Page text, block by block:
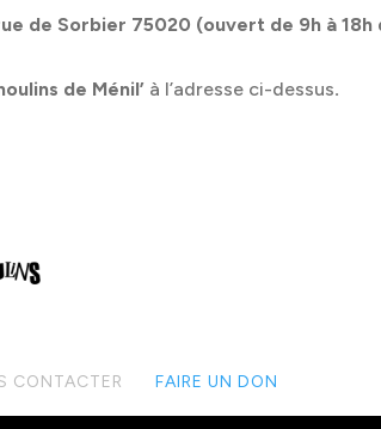
de Sorbier 75020 (ouvert de 9h à 18h
de Ménil’ à l’adresse ci-dessus.
CONTACTER FAIRE UN DON